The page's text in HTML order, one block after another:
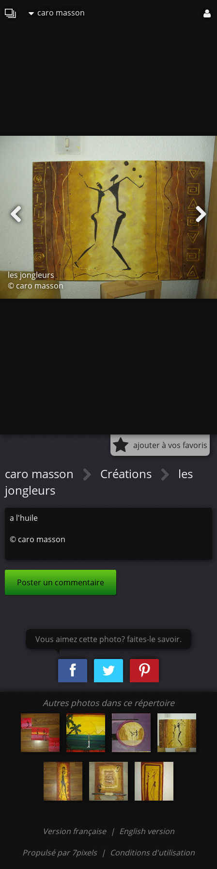
caro masson
les jongleurs
© caro masson
ajouter à vos favoris
caro masson Créations
les
jongleurs
a l'huile
© caro masson
Poster un commentaire
Vous aimez cette photo? faites-le savoir.
Autres photos dans ce répertoire
Version française | English version
Propulsé par 7pixels | Conditions d'utilisation